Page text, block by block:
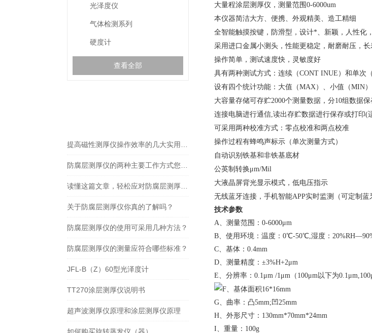
光泽度仪
气体检测系列
硬度计
查看全部
关于防腐层测厚仪你真的了解吗？
防腐层测厚仪的使用可采用几种方法？
防腐层测厚仪的测量应符合哪些标准？
JFL-B（Z）60型光泽度计
TT270涂层测厚仪说明书
超声波测厚仪原理和涂层测厚仪原理
大量程涂层测厚仪，测量范围0-6000um
本仪器简洁大方、便携、外观精美、造工精细
全智能触摸按键，防滑型，设计*、新颖，人性化
采用进口金属小测头，性能更稳定，耐磨耐压，长
操作简单，测试速度快，灵敏度好
具有两种测试方式：连续（CONT INUE）和单次
设有四个统计功能：大值（MAX）、小值（MIN
大容量存储可存贮2000个测量数据，分10组数据
连接电脑进行通信,读出存贮数据进行保存或打印(
可采用两种校准方式：零点校准和两点校准
操作过程有蜂鸣声标示（单次测量方式）
自动识别铁基和非铁基底材
公英制转换μm/Mil
大液晶屏背光显示模式，低电压指示
无线蓝牙连接，手机智能APP实时监测（可定制蓝
技术参数
A、测量范围：0-6000μm
B、使用环境：温度：0℃-50℃,湿度：
C、基体：0.4mm
D、测量精度：±3%H+2μm
E、分辨率：0.1μm /1μm（100μm以下为
F、 基体面积16*16mm
G、曲率：凸5mm;凹25mm
H、外形尺寸：130mm*70mm*24mm
I、重量：100g